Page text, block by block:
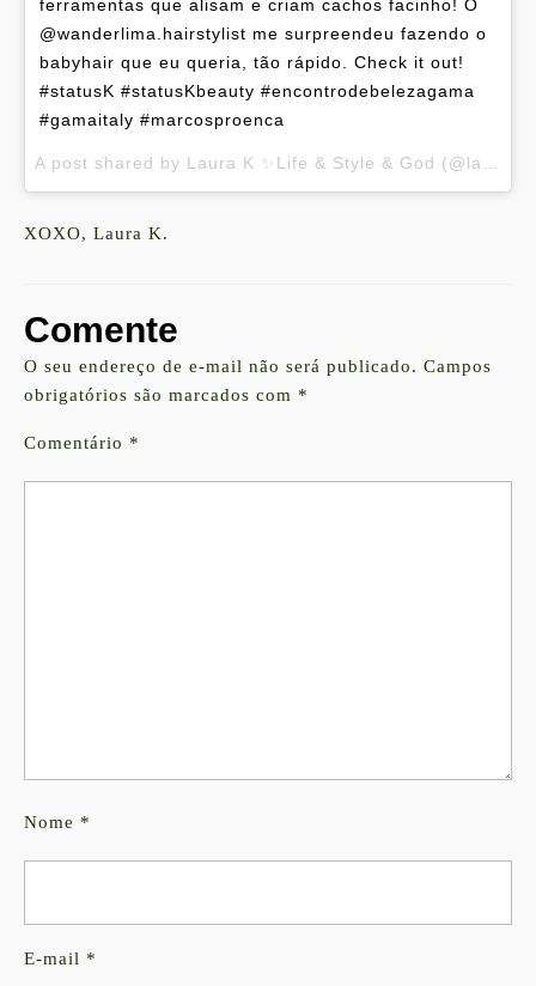
ferramentas que alisam e criam cachos facinho! O
@wanderlima.hairstylist me surpreendeu fazendo o
babyhair que eu queria, tão rápido. Check it out!
#statusK #statusKbeauty #encontrodebelezagama
#gamaitaly #marcosproenca
XOXO, Laura K.
Comente
O seu endereço de e-mail não será publicado. Campos
obrigatórios são marcados com *
Comentário *
Nome *
E-mail *